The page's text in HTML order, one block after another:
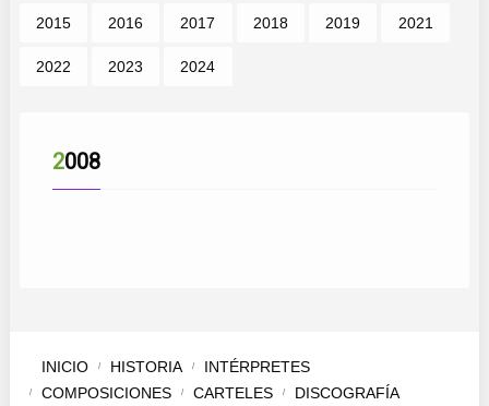
2015 2016 2017 2018 2019 2021
2022 2023 2024
2008
INICIO HISTORIA
INTÉRPRETES
COMPOSICIONES
CARTELES DISCOGRAFÍA